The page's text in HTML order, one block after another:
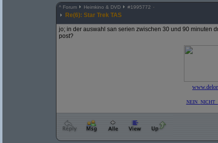
^ Forum Heimkino & DVD #1995772
Re(6): Star Trek TAS
jo; in der auswahl san serien zwischen 30 und 90 minuten
post?
NEIN NICHT